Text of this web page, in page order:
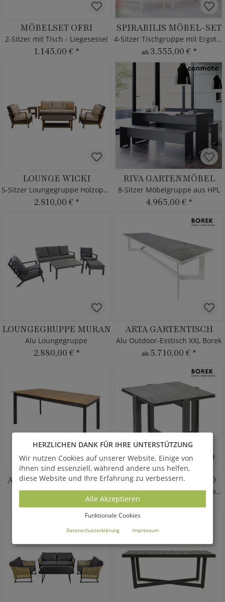
MÖBELSET OFRI
2-Sitzer mit Tisch - Liegesessel
1.145,00 € *
SPIRABILIS MÖBEL-SET
4-Sitzer Tischgruppe mit Ergotex
ab 3.555,00 € *
LOUNGE WICKI
5-Sitzer Loungegruppe Holzoptik
2.810,00 € *
RIVA GARTENMÖBEL
8-Sitzer Möbelgruppe aus HPL
4.965,00 € *
LOUNGEGRUPPE MURAN
Alu Loungegruppe
2.880,00 € *
ARTA GARTENTISCH
Alu Outdoor-Esstisch XXL Borek
ab 5.710,00 € *
AUSZIEHTISCH MINZO
Alu Tisch 152/210 cm
BEISTELLTISCH FARO
Alu-Gartentisch mit Dektonplatte
HERZLICHEN DANK FÜR IHRE UNTERSTÜTZUNG
Wir nutzen Cookies auf unserer Website. Einige von
ihnen sind essenziell, während andere uns helfen,
diese Website und Ihre Erfahrung zu verbessern.
Alle Akzeptieren
Funktionale Cookies
Datenschutzerklärung Impressum